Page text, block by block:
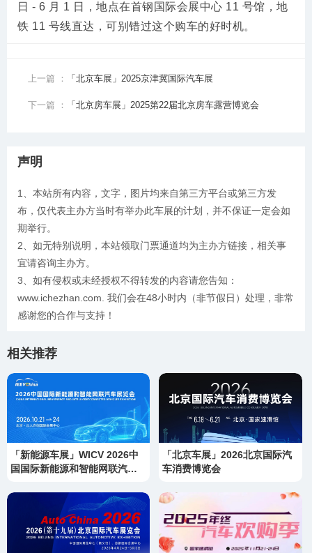
日 - 6 月 1 日，地点在首钢国际会展中心 11 号馆，地
铁 11 号线直达，可别错过这个购车的好时机。
上一篇 ： 「北京车展」2025京津冀国际汽车展
下一篇 ： 「北京房车展」2025第22届北京房车露营博览会
声明
1、本站所有内容，文字，图片均来自第三方平台或第三方发
布，仅代表主办方当时有举办此车展的计划，并不保证一定会如
期举行。
2、如无特别说明，本站领取门票通道均为主办方链接，相关事
宜请咨询主办方。
3、如有侵权或未经授权不得转发的内容请您告知：
www.ichezhan.com. 我们会在48小时内（非节假日）处理，非常
感谢您的合作与支持！
相关推荐
「新能源车展」WICV 2026中
国国际新能源和智能网联汽车
「北京车展」2026北京国际汽
车消费博览会